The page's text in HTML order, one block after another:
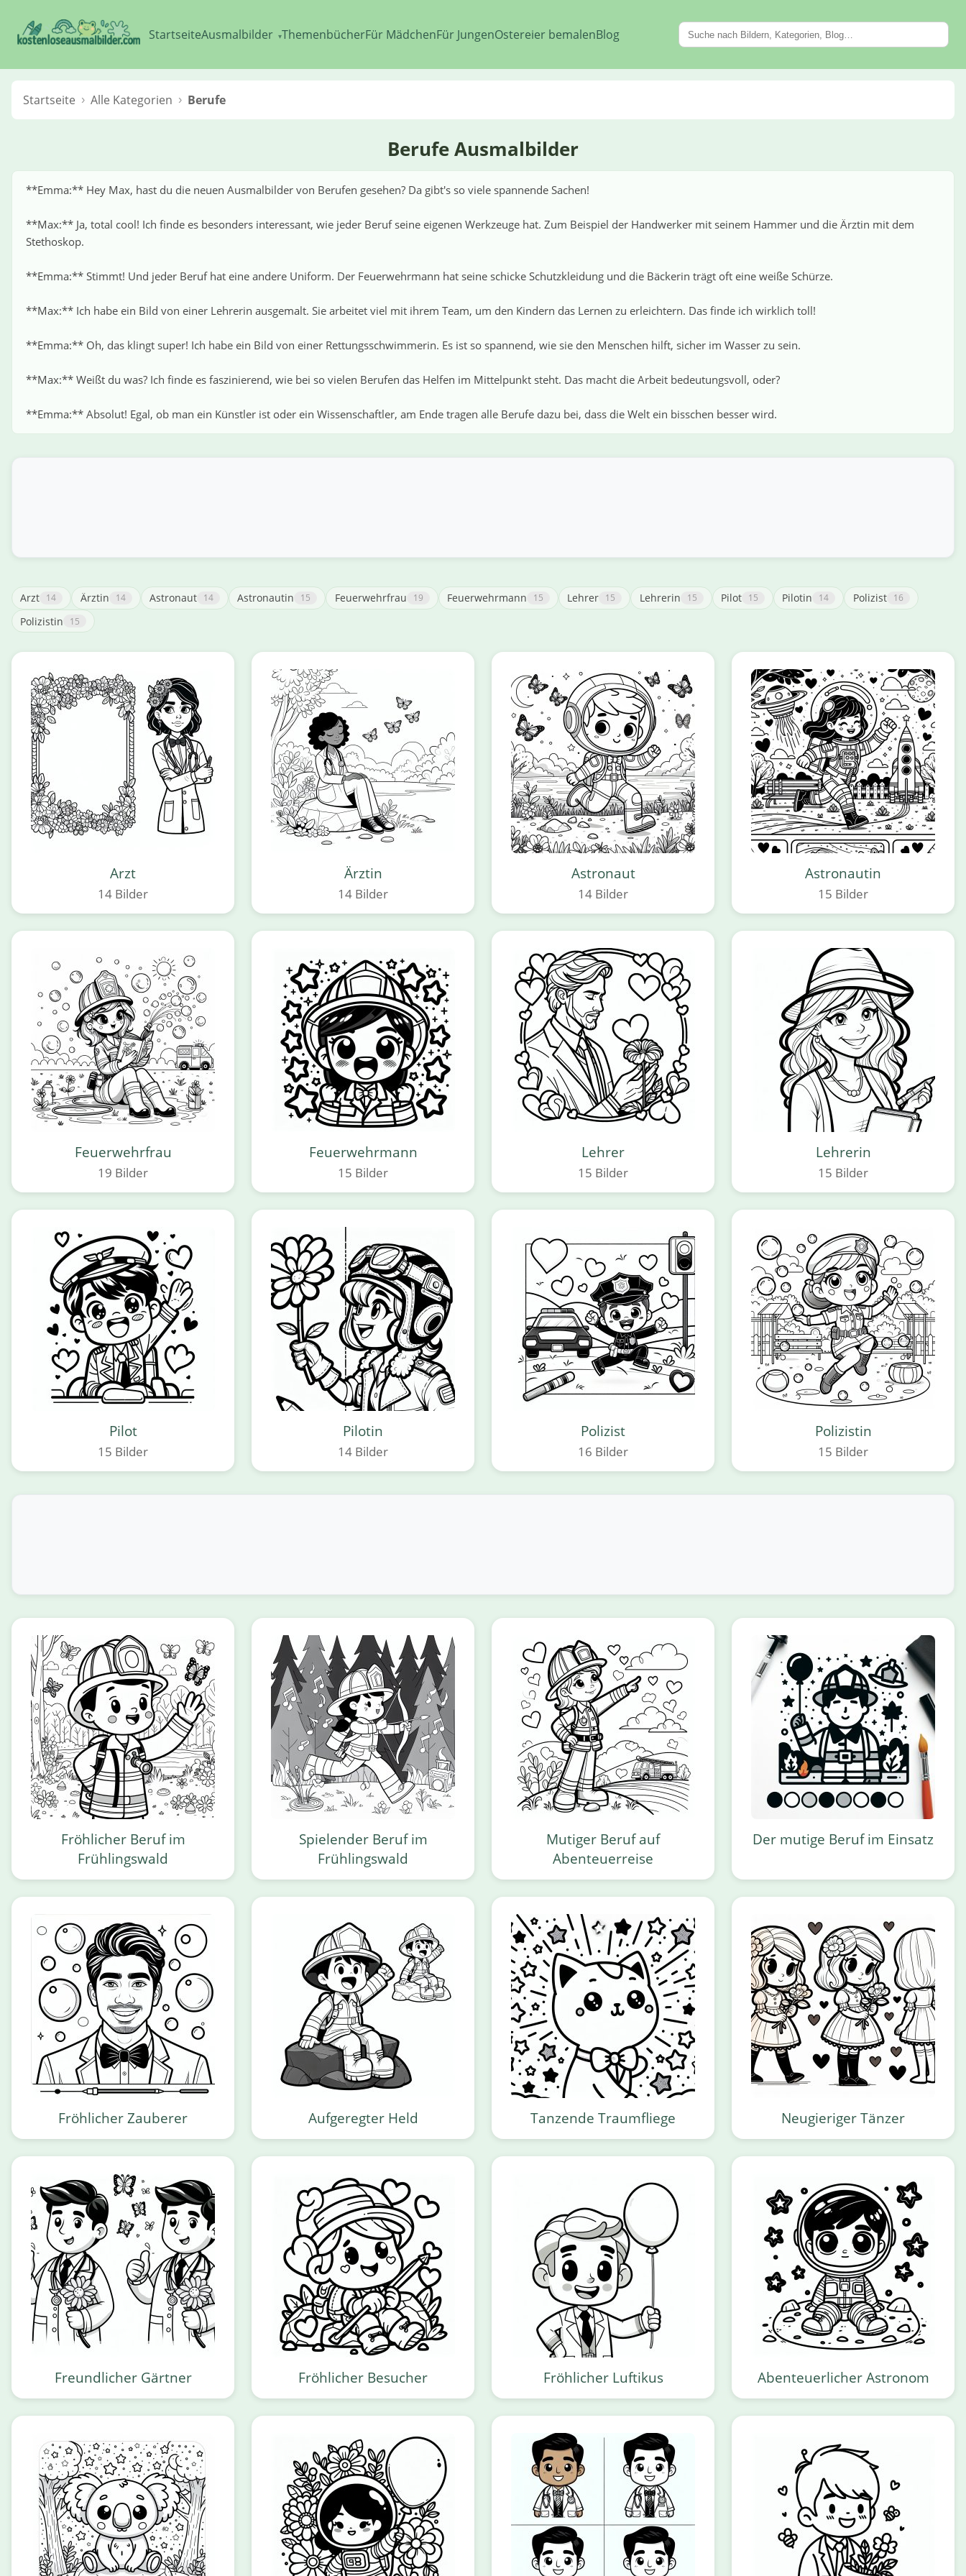
StartseiteAusmalbilder ▾ThemenbücherFür MädchenFür JungenOstereier bemalenBlog
Startseite Alle Kategorien Berufe
Berufe Ausmalbilder
**Emma:** Hey Max, hast du die neuen Ausmalbilder von Berufen gesehen? Da gibt's so viele spannende Sachen!
**Max:** Ja, total cool! Ich finde es besonders interessant, wie jeder Beruf seine eigenen Werkzeuge hat. Zum Beispiel der Handwerker mit seinem Hammer und die Ärztin mit dem
Stethoskop.
**Emma:** Stimmt! Und jeder Beruf hat eine andere Uniform. Der Feuerwehrmann hat seine schicke Schutzkleidung und die Bäckerin trägt oft eine weiße Schürze.
**Max:** Ich habe ein Bild von einer Lehrerin ausgemalt. Sie arbeitet viel mit ihrem Team, um den Kindern das Lernen zu erleichtern. Das finde ich wirklich toll!
**Emma:** Oh, das klingt super! Ich habe ein Bild von einer Rettungsschwimmerin. Es ist so spannend, wie sie den Menschen hilft, sicher im Wasser zu sein.
**Max:** Weißt du was? Ich finde es faszinierend, wie bei so vielen Berufen das Helfen im Mittelpunkt steht. Das macht die Arbeit bedeutungsvoll, oder?
**Emma:** Absolut! Egal, ob man ein Künstler ist oder ein Wissenschaftler, am Ende tragen alle Berufe dazu bei, dass die Welt ein bisschen besser wird.
Arzt 14 Ärztin 14 Astronaut 14 Astronautin 15 Feuerwehrfrau 19 Feuerwehrmann 15 Lehrer 15 Lehrerin 15 Pilot 15 Pilotin 14 Polizist 16
Polizistin 15
Arzt
14 Bilder
Ärztin
14 Bilder
Astronaut
14 Bilder
Astronautin
15 Bilder
Feuerwehrfrau
19 Bilder
Feuerwehrmann
15 Bilder
Lehrer
15 Bilder
Lehrerin
15 Bilder
Pilot
15 Bilder
Pilotin
14 Bilder
Polizist
16 Bilder
Polizistin
15 Bilder
Fröhlicher Beruf im
Frühlingswald
Spielender Beruf im
Frühlingswald
Mutiger Beruf auf
Abenteuerreise
Der mutige Beruf im Einsatz
Fröhlicher Zauberer Aufgeregter Held Tanzende Traumfliege Neugieriger Tänzer
Freundlicher Gärtner Fröhlicher Besucher Fröhlicher Luftikus Abenteuerlicher Astronom